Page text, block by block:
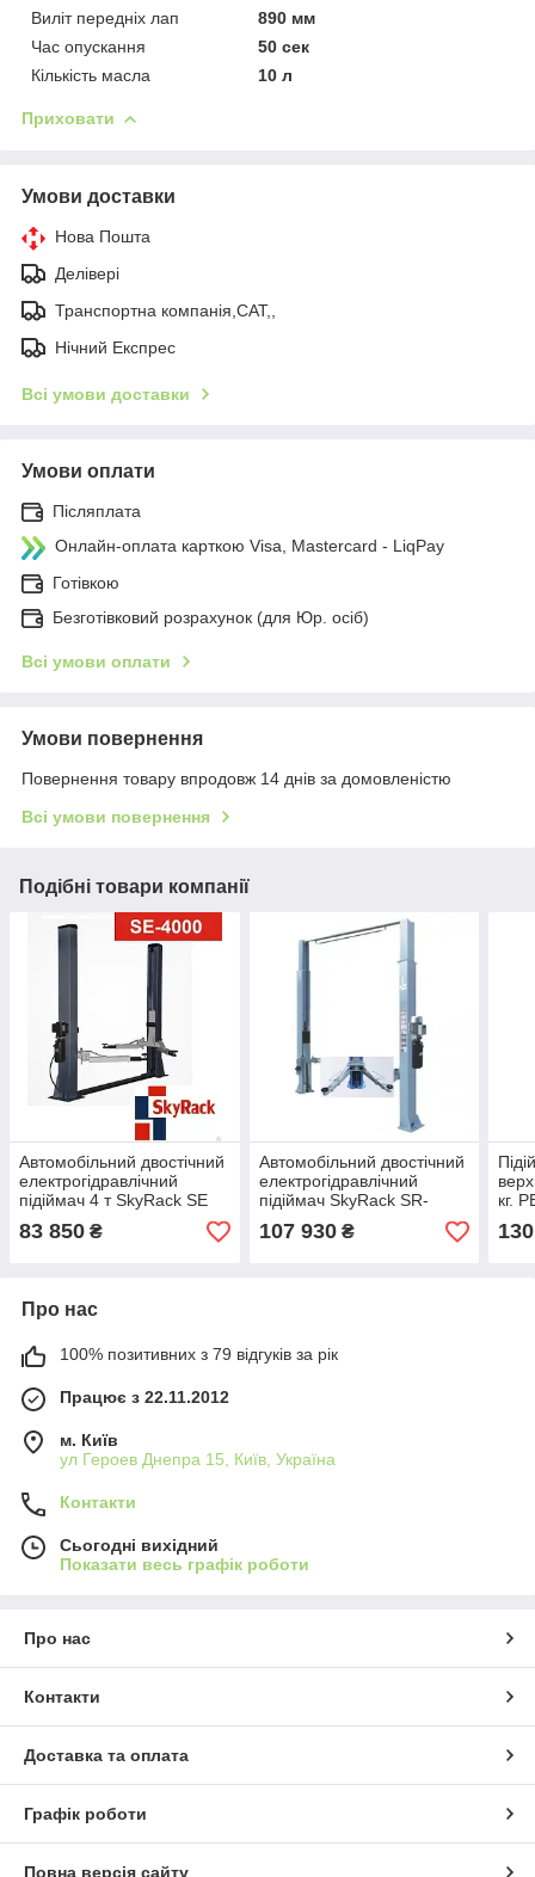
Виліт передніх лап
890 мм
Час опускання
50 сек
Кількість масла
10 л
Приховати
Умови доставки
Нова Пошта
Делівері
Транспортна компанія,САТ,,
Нічний Експрес
Всі умови доставки
Умови оплати
Післяплата
Онлайн-оплата карткою Visa, Mastercard - LiqPay
Готівкою
Безготівковий розрахунок (для Юр. осіб)
Всі умови оплати
Умови повернення
Повернення товару впродовж 14 днів за домовленістю
Всі умови повернення
Подібні товари компанії
Автомобільний двостічний
електрогідравлічний
підіймач 4 т SkyRack SE
-4000 A
83 850 ₴
Автомобільний двостічний
електрогідравлічний
підіймач SkyRack SR-
2040HN 220V
107 930₴
кг.
Про нас
100% позитивних з 79 відгуків за рік
Працює з 22.11.2012
м. Київ
ул Героев Днепра 15, Київ, Україна
Контакти
Сьогодні вихідний
Показати весь графік роботи
Про нас
Контакти
Доставка та оплата
Графік роботи
Повна версія сайту